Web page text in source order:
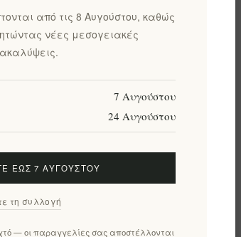
από τις 8 Αυγούστου, καθώς
νέες μεσογειακές
7 Αυγούστου
24 Αυγούστου
ΈΩΣ 7 ΑΥΓΟΎΣΤΟΥ
τη συλλογή
— οι παραγγελίες σας αποστέλλονται